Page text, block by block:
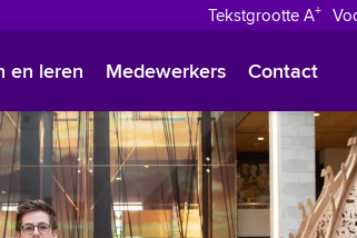
Tekstgrootte A+
Polski
Türkçe
Arabisch
en leren Medewerkers Contact